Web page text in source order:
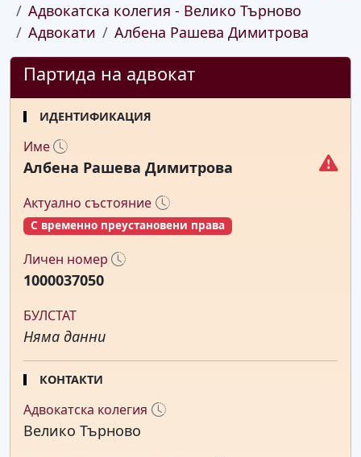
Адвокатска колегия - Велико Търново
Адвокати
Албена Рашева Димитрова
Партида на адвокат
ИДЕНТИФИКАЦИЯ
Име
Албена Рашева Димитрова
Актуално състояние
С временно преустановени права
Личен номер
1000037050
БУЛСТАТ
Няма данни
КОНТАКТИ
Адвокатска колегия
Велико Търново